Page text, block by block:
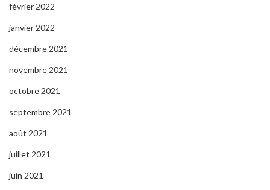
février 2022
janvier 2022
décembre 2021
novembre 2021
octobre 2021
septembre 2021
août 2021
juillet 2021
juin 2021